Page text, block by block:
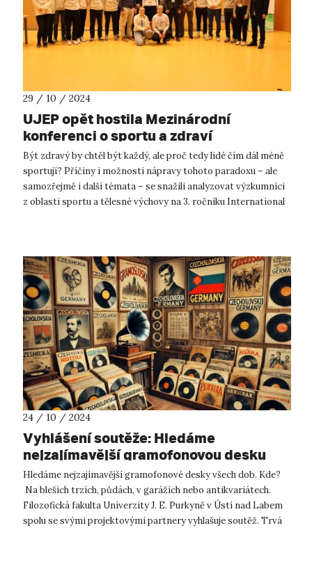
29 / 10 / 2024
UJEP opět hostila Mezinárodní
konferenci o sportu a zdraví
Být zdravý by chtěl být každý, ale proč tedy lidé čím dál méně
sportují? Příčiny i možnosti nápravy tohoto paradoxu – ale
samozřejmě i další témata – se snažili analyzovat výzkumníci
z oblasti sportu a tělesné výchovy na 3. ročníku International
24 / 10 / 2024
Vyhlášení soutěže: Hledáme
nejzajímavější gramofonovou desku
Hledáme nejzajímavější gramofonové desky všech dob. Kde?
Na bleších trzích, půdách, v garážích nebo antikvariátech.
Filozofická fakulta Univerzity J. E. Purkyně v Ústí nad Labem
spolu se svými projektovými partnery vyhlašuje soutěž. Trvá